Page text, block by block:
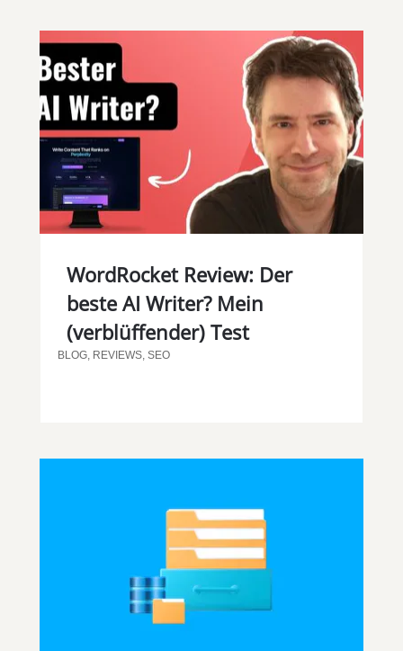
WordRocket Review: Der
beste AI Writer? Mein
(verblüffender) Test
BLOG, REVIEWS, SEO